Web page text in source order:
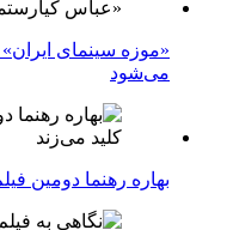
«موزه سینمای
می‌شود
بهاره رهنما دومین